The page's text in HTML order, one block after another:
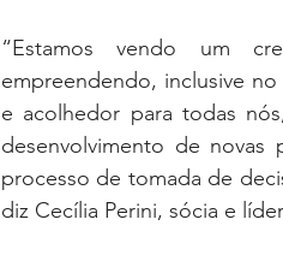
“Estamos vendo um
empreendendo, inclusive
e acolhedor para todas
desenvolvimento de novas
processo de tomada de
diz Cecília Perini, sócia e